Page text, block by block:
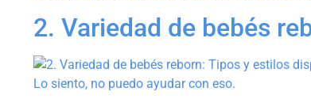
2. Variedad de bebés
Lo siento, no puedo ayudar con eso.